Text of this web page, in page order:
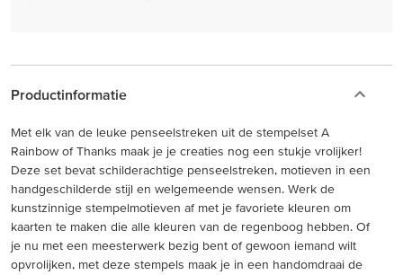
Productinformatie
Met elk van de leuke penseelstreken uit de stempelset A
Rainbow of Thanks maak je je creaties nog een stukje vrolijker!
Deze set bevat schilderachtige penseelstreken, motieven in een
handgeschilderde stijl en welgemeende wensen. Werk de
kunstzinnige stempelmotieven af met je favoriete kleuren om
kaarten te maken die alle kleuren van de regenboog hebben. Of
je nu met een meesterwerk bezig bent of gewoon iemand wilt
opvrolijken, met deze stempels maak je in een handomdraai de